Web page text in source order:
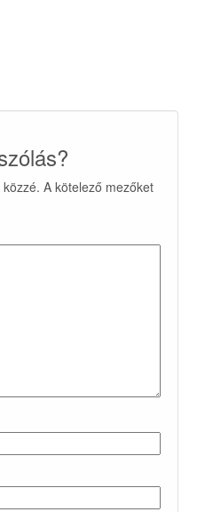
A kötelező mezőket